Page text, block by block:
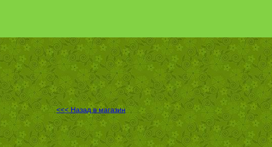
<<< Назад в магазин